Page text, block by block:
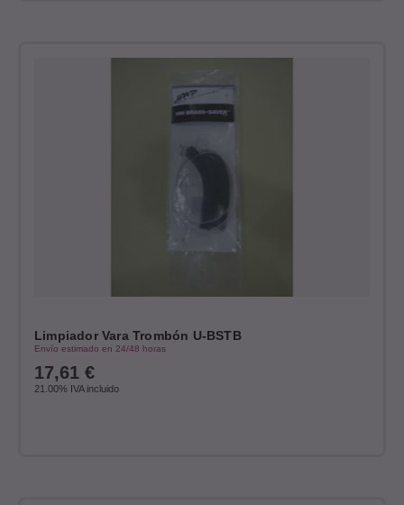
Limpiador Vara Trombón U-BSTB
Envío estimado en 24/48 horas
17,61 €
21.00% IVA incluido